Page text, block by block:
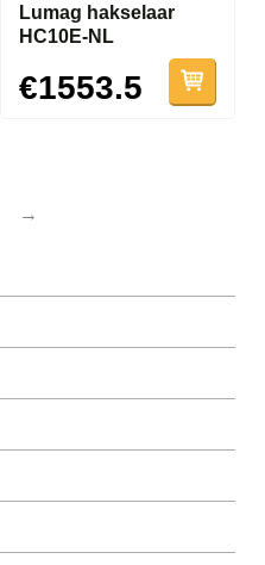
Lumag hakselaar
HC10E-NL
€1553.5
→